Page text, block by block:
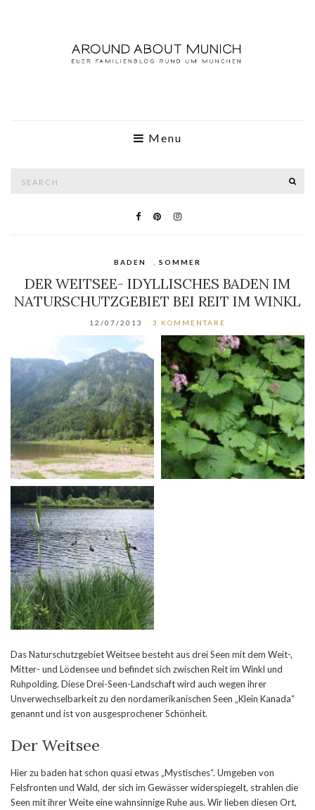
Menu
BADEN SOMMER
DER WEITSEE- IDYLLISCHES BADEN IM
NATURSCHUTZGEBIET BEI REIT IM WINKL
12/07/2013 3 KOMMENTARE
Das Naturschutzgebiet Weitsee besteht aus drei Seen mit dem Weit-,
Mitter- und Lödensee und befindet sich zwischen Reit im Winkl und
Ruhpolding. Diese Drei-Seen-Landschaft wird auch wegen ihrer
Unverwechselbarkeit zu den nordamerikanischen Seen „Klein Kanada“
genannt und ist von ausgesprochener Schönheit.
Der Weitsee
Hier zu baden hat schon quasi etwas „Mystisches“. Umgeben von
Felsfronten und Wald, der sich im Gewässer widerspiegelt, strahlen die
Seen mit ihrer Weite eine wahnsinnige Ruhe aus. Wir lieben diesen Ort,